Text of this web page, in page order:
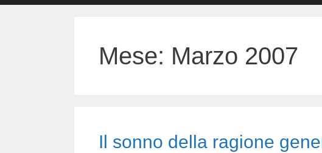
Mese: Marzo 2007
Il sonno della ragione